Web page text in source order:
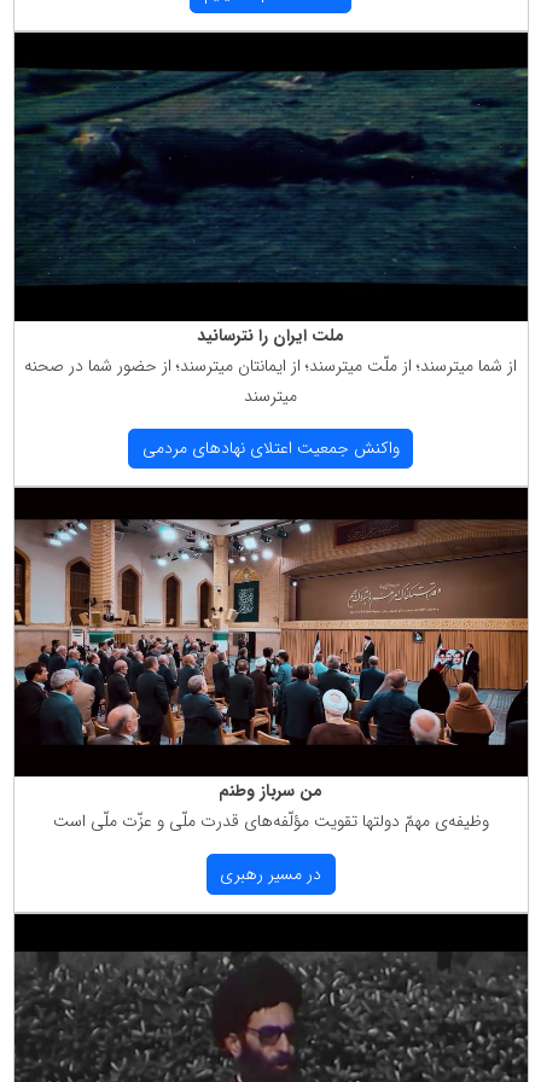
ملت ایران را نترسانید
از شما میترسند؛ از ملّت میترسند؛ از ایمانتان میترسند؛ از حضور شما در صحنه
میترسند
واكنش جمعیت اعتلای نهادهای مردمی
من سرباز وطنم
وظیفه‌ی مهمّ دولتها تقویت مؤلّفه‌های قدرت ملّی و عزّت ملّی است
در مسیر رهبری